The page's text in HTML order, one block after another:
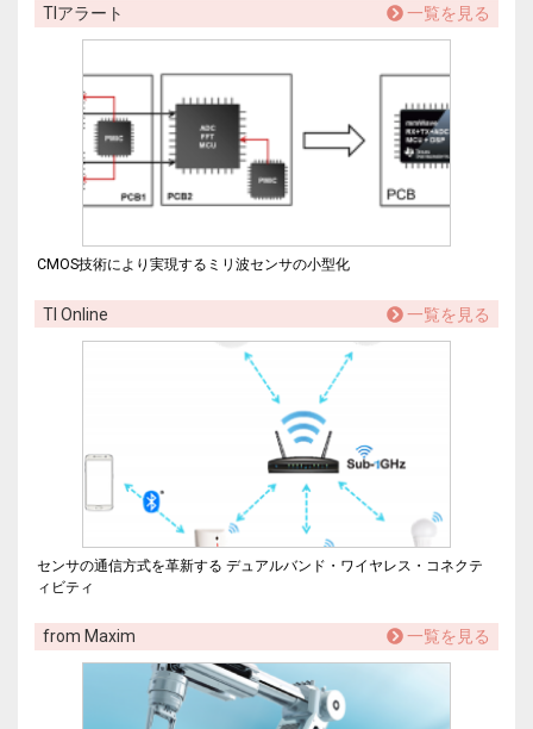
TIアラート 一覧を見る
CMOS技術により実現するミリ波センサの小型化
TI Online 一覧を見る
センサの通信方式を革新する デュアルバンド・ワイヤレス・コネクテ
ィビティ
from Maxim 一覧を見る